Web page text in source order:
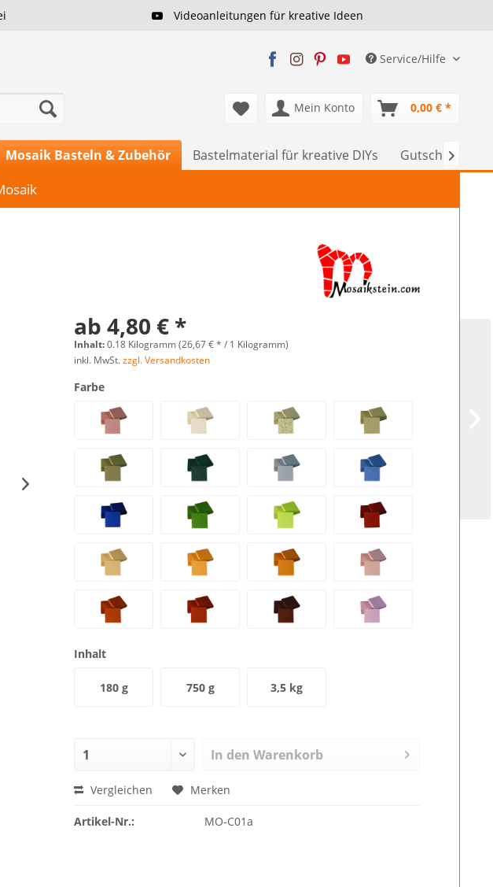
Videoanleitungen für kreative Ideen
Service/Hilfe
Mein Konto 0,00 € *
Mosaik Basteln & Zubehör Bastelmaterial für kreative DIYs Gutscheine

ab 4,80 € *
Inhalt:0.18 Kilogramm (26,67 € * / 1 Kilogramm)
inkl. MwSt.zzgl. Versandkosten
Farbe
Inhalt
180 g 750 g 3,5 kg
In den Warenkorb
Vergleichen Merken
Artikel-Nr.: MO-C01a